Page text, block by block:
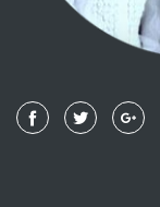
Jizyah
Hadits-
tentang
Perilaku